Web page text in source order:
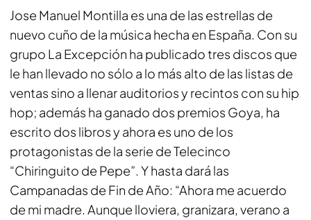
Jose Manuel Montilla es una de las estrellas de
nuevo cuño de la música hecha en España. Con su
grupo La Excepción ha publicado tres discos que
le han llevado no sólo a lo más alto de las listas de
ventas sino a llenar auditorios y recintos con su hip
hop; además ha ganado dos premios Goya, ha
escrito dos libros y ahora es uno de los
protagonistas de la serie de Telecinco
“Chiringuito de Pepe”. Y hasta dará las
Campanadas de Fin de Año: “Ahora me acuerdo
de mi madre. Aunque lloviera, granizara, verano a